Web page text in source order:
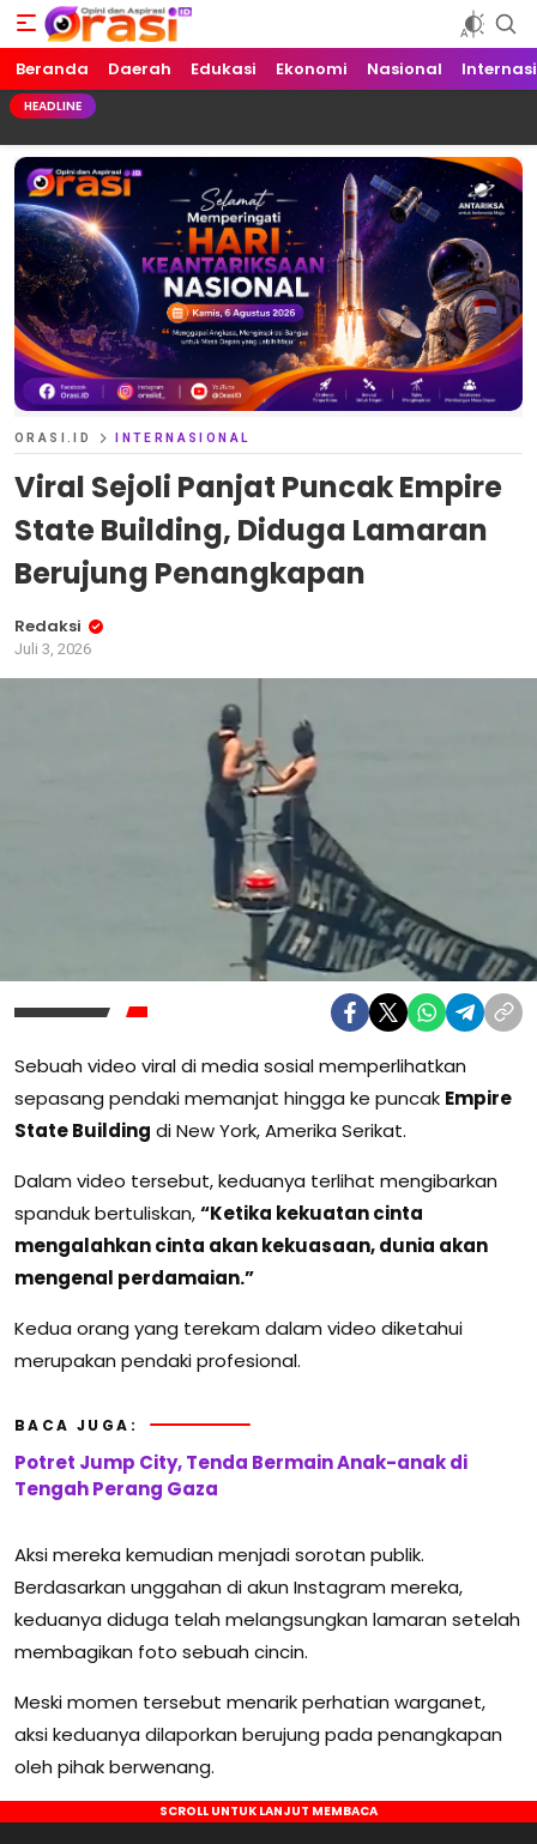
Orasi.ID
Opini dan Aspirasi!
Beranda Daerah Edukasi Ekonomi Nasional
HEADLINE
ORASI.ID INTERNASIONAL
Viral Sejoli Panjat Puncak Empire
State Building, Diduga Lamaran
Berujung Penangkapan
Redaksi
Juli 3, 2026
Sebuah video viral di media sosial memperlihatkan
sepasang pendaki memanjat hingga ke puncak Empire
State Building di New York, Amerika Serikat.
Dalam video tersebut, keduanya terlihat mengibarkan
spanduk bertuliskan,“Ketika kekuatan cinta
mengalahkan cinta akan kekuasaan, dunia akan
mengenal perdamaian.”
Kedua orang yang terekam dalam video diketahui
merupakan pendaki profesional.
BACA JUGA:
Potret Jump City, Tenda Bermain Anak-anak di
Tengah Perang Gaza
Aksi mereka kemudian menjadi sorotan publik.
Berdasarkan unggahan di akun Instagram mereka,
keduanya diduga telah melangsungkan lamaran setelah
membagikan foto sebuah cincin.
Meski momen tersebut menarik perhatian warganet,
aksi keduanya dilaporkan berujung pada penangkapan
oleh pihak berwenang.